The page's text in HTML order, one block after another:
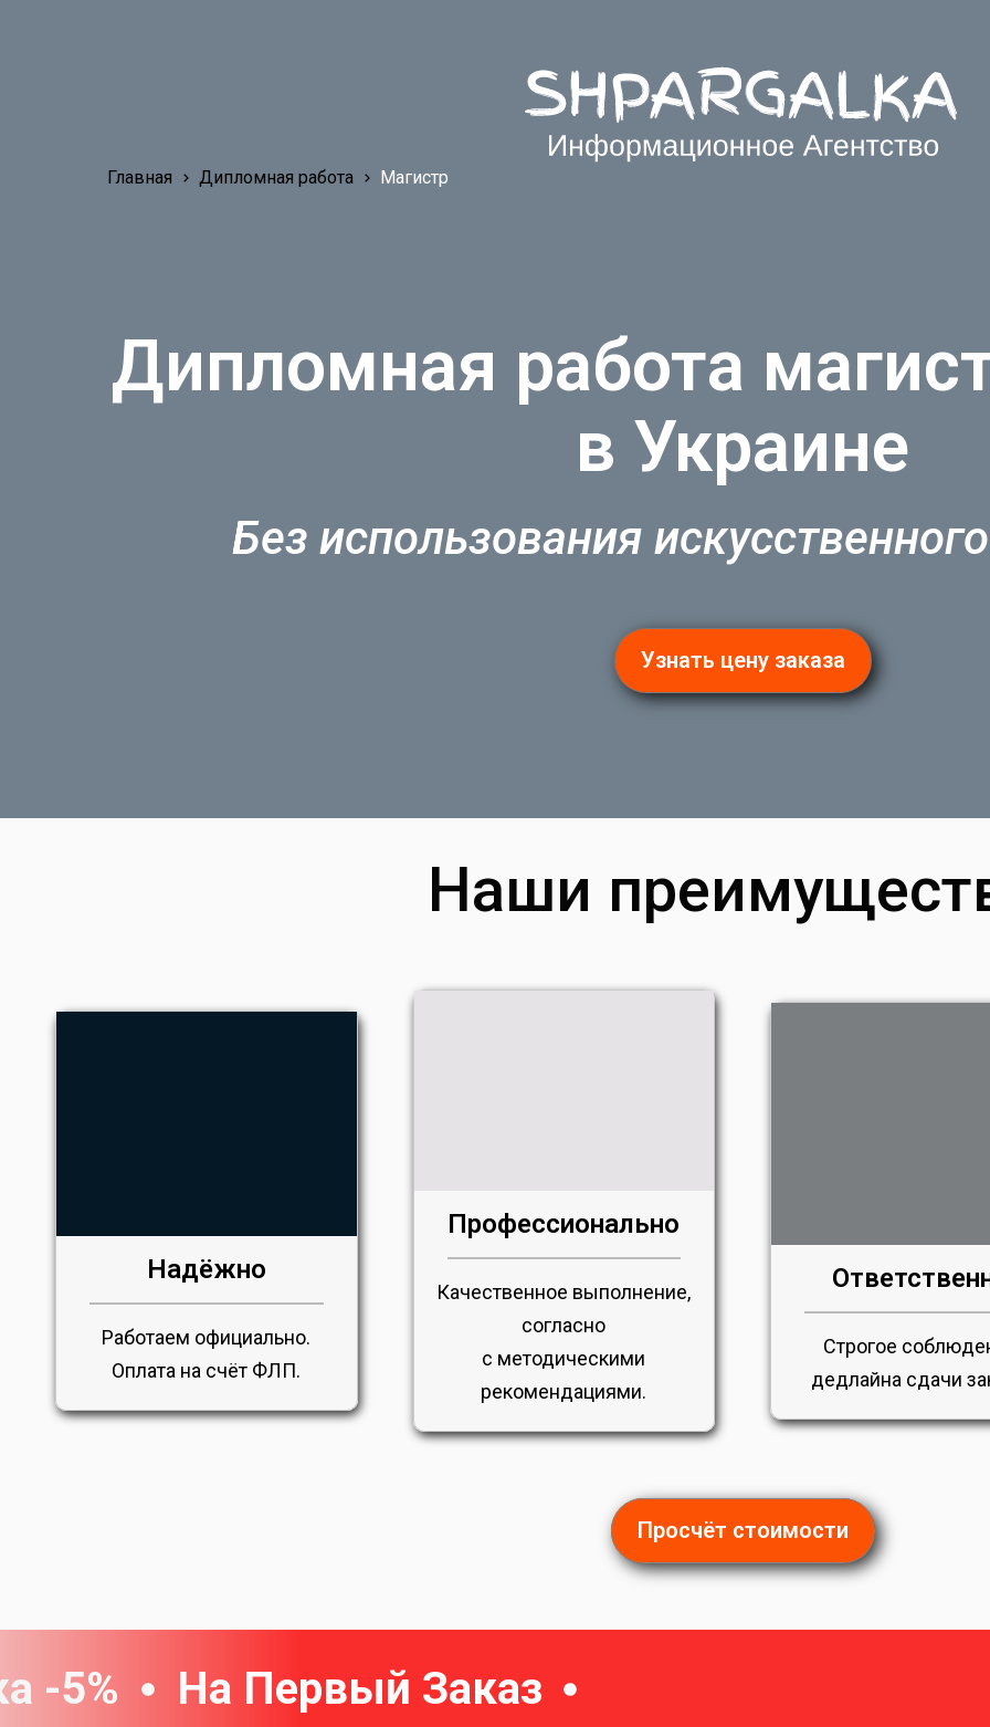
Дипломная работа
в Украине
Без использования
Узнать цену заказа
Главная Дипломная работа Магистр
Наши
Надёжно
Работаем официально.
Оплата на счёт ФЛП.
Профессионально
Качественное выполнение,
согласно
с методическими
рекомендациями.
Строгое
дедлайна сдачи
Просчёт стоимости
-5% На Первый Заказ